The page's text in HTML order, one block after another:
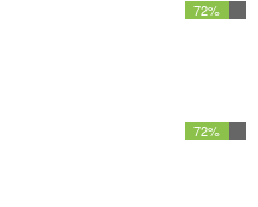
72%
72%